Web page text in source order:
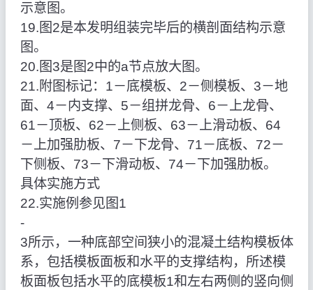
示意图。
19.图2是本发明组装完毕后的横剖面结构示意
图。
20.图3是图2中的a节点放大图。
21.附图标记：1－底模板、2－侧模板、3－地
面、4－内支撑、5－组拼龙骨、6－上龙骨、
61－顶板、62－上侧板、63－上滑动板、64
－上加强肋板、7－下龙骨、71－底板、72－
下侧板、73－下滑动板、74－下加强肋板。
具体实施方式
22.实施例参见图1
‑
3所示，一种底部空间狭小的混凝土结构模板体
系，包括模板面板和水平的支撑结构，所述模
板面板包括水平的底模板1和左右两侧的竖向侧